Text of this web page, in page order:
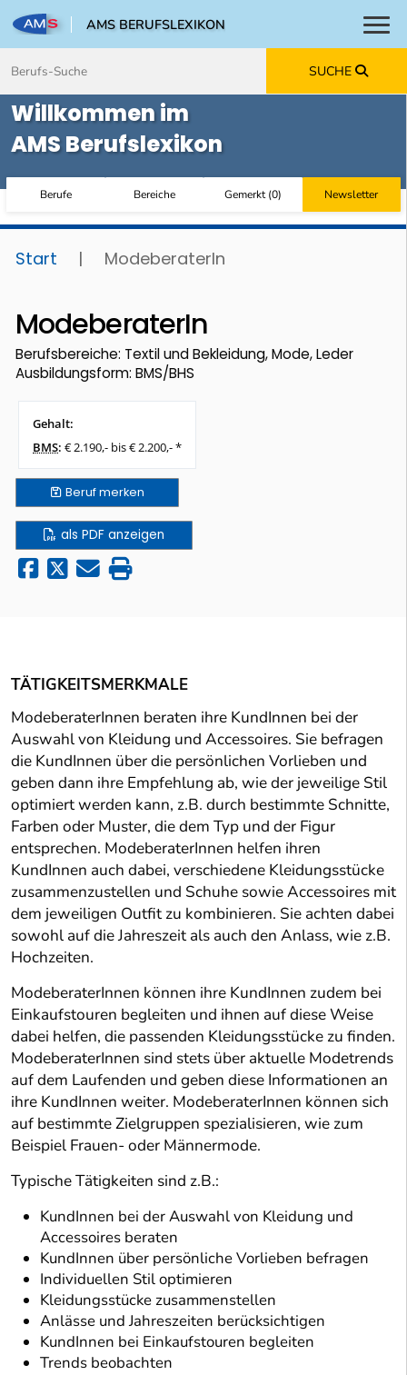
AMS BERUFSLEXIKON
SUCHE
Willkommen im
AMS Berufslexikon
Berufe Bereiche Gemerkt(0) Newsletter
Start | ModeberaterIn
ModeberaterIn
Berufsbereiche: Textil und Bekleidung, Mode, Leder
Ausbildungsform: BMS/BHS
Gehalt:
BMS: € 2.190,- bis € 2.200,- *
Berufmerken
als PDF anzeigen
TÄTIGKEITSMERKMALE
ModeberaterInnen beraten ihre KundInnen bei der
Auswahl von Kleidung und Accessoires. Sie befragen
die KundInnen über die persönlichen Vorlieben und
geben dann ihre Empfehlung ab, wie der jeweilige Stil
optimiert werden kann, z.B. durch bestimmte Schnitte,
Farben oder Muster, die dem Typ und der Figur
entsprechen. ModeberaterInnen helfen ihren
KundInnen auch dabei, verschiedene Kleidungsstücke
zusammenzustellen und Schuhe sowie Accessoires mit
dem jeweiligen Outfit zu kombinieren. Sie achten dabei
sowohl auf die Jahreszeit als auch den Anlass, wie z.B.
Hochzeiten.
ModeberaterInnen können ihre KundInnen zudem bei
Einkaufstouren begleiten und ihnen auf diese Weise
dabei helfen, die passenden Kleidungsstücke zu finden.
ModeberaterInnen sind stets über aktuelle Modetrends
auf dem Laufenden und geben diese Informationen an
ihre KundInnen weiter. ModeberaterInnen können sich
auf bestimmte Zielgruppen spezialisieren, wie zum
Beispiel Frauen- oder Männermode.
Typische Tätigkeiten sind z.B.:
KundInnen bei der Auswahl von Kleidung und
Accessoires beraten
KundInnen über persönliche Vorlieben befragen
Individuellen Stil optimieren
Kleidungsstücke zusammenstellen
Anlässe und Jahreszeiten berücksichtigen
KundInnen bei Einkaufstouren begleiten
Trends beobachten